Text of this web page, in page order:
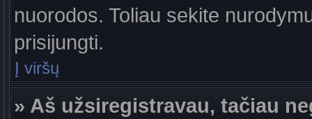
nuorodos. Toliau sekite
prisijungti.
Į viršų
» Aš užsiregistravau, tačiau